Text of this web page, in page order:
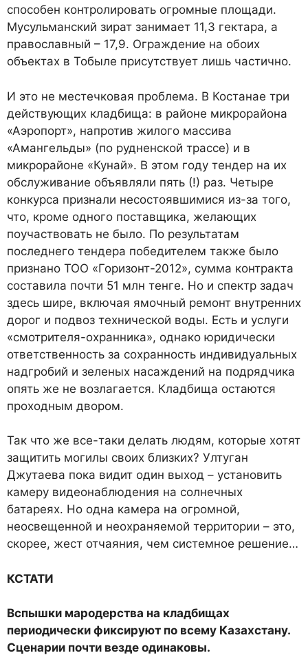
способен контролировать огромные площади.
Мусульманский зират занимает 11,3 гектара, а
православный – 17,9. Ограждение на обоих
объектах в Тобыле присутствует лишь частично.
И это не местечковая проблема. В Костанае три
действующих кладбища: в районе микрорайона
«Аэропорт», напротив жилого массива
«Амангельды» (по рудненской трассе) и в
микрорайоне «Кунай». В этом году тендер на их
обслуживание объявляли пять (!) раз. Четыре
конкурса признали несостоявшимися из-за того,
что, кроме одного поставщика, желающих
поучаствовать не было. По результатам
последнего тендера победителем также было
признано ТОО «Горизонт-2012», сумма контракта
составила почти 51 млн тенге. Но и спектр задач
здесь шире, включая ямочный ремонт внутренних
дорог и подвоз технической воды. Есть и услуги
«смотрителя-охранника», однако юридически
ответственность за сохранность индивидуальных
надгробий и зеленых насаждений на подрядчика
опять же не возлагается. Кладбища остаются
проходным двором.
Так что же все-таки делать людям, которые хотят
защитить могилы своих близких? Ултуган
Джутаева пока видит один выход – установить
камеру видеонаблюдения на солнечных
батареях. Но одна камера на огромной,
неосвещенной и неохраняемой территории – это,
скорее, жест отчаяния, чем системное решение…
КСТАТИ
Вспышки мародерства на кладбищах
периодически фиксируют по всему Казахстану.
Сценарии почти везде одинаковы.